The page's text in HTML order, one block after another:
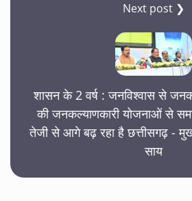
Next post ❯
शासन के 2 वर्ष : जनविश्वास से
की जनकल्याणकारी योजनाओं से
तेजी से आगे बढ़ रहा है छत्तीसगढ़ -
साय